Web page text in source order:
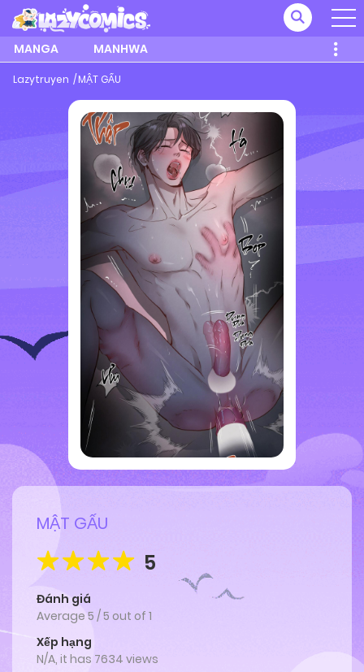
MANGA MANHWA
Lazytruyen MẬT GẤU
MẬT GẤU
5
Đánh giá
Average 5 /5 out of 1
Xếp hạng
N/A, it has 7634 views